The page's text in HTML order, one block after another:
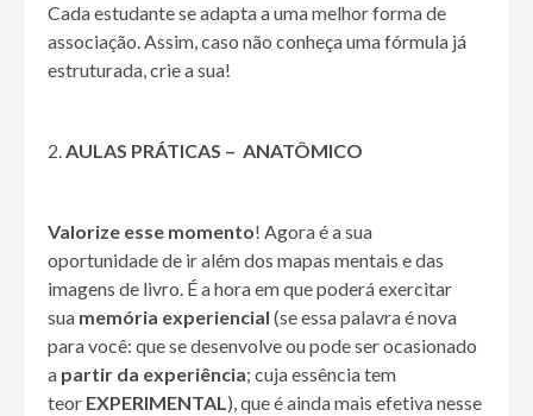
Cada estudante se adapta a uma melhor forma de
associação. Assim, caso não conheça uma fórmula já
estruturada, crie a sua!
AULAS PRÁTICAS – ANATÔMICO
Valorize esse momento! Agora é a sua
oportunidade de ir além dos mapas mentais e das
imagens de livro. É a hora em que poderá exercitar
sua memória experiencial (se essa palavra é nova
para você: que se desenvolve ou pode ser ocasionado
a partir da experiência; cuja essência tem
teor EXPERIMENTAL), que é ainda mais efetiva nesse